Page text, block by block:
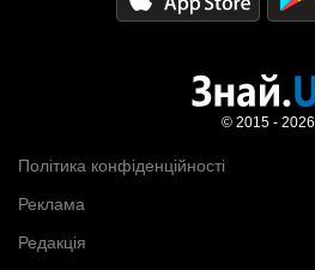
Політика конфіденційності
Реклама
Редакція
© 2015 - 2026